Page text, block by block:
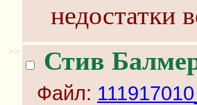
недостатки
>> Стив
Файл: